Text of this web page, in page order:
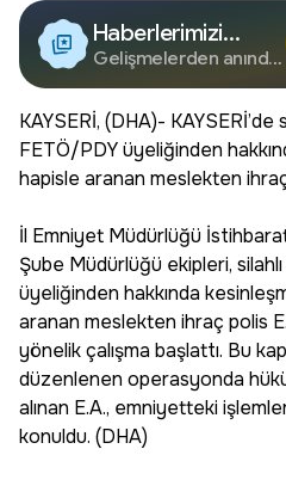
Haberlerimizi
Google'da Takip
Edin
Gelişmelerden anında
KAYSERİ, (DHA)-
FETÖ/PDY üyeliğinden
hapisle aranan meslekten
İl Emniyet Müdürlüğü
Şube Müdürlüğü ekipleri,
üyeliğinden hakkında
aranan meslekten ihraç polis
yönelik çalışma başlattı. Bu
düzenlenen operasyonda
alınan E.A., emniyetteki
konuldu. (DHA)